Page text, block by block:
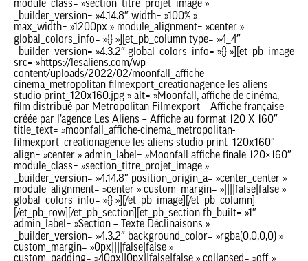
module_class= »section_titre_projet_image »
_builder_version= »4.14.8″ width= »100% »
max_width= »1200px » module_alignment= »center »
global_colors_info= »{} »][et_pb_column type= »4_4″
_builder_version= »4.3.2″ global_colors_info= »{} »][et_pb_image
src= »https://lesaliens.com/wp-
content/uploads/2022/02/moonfall_affiche-
cinema_metropolitan-filmexport_creationagence-les-aliens-
studio-print_120x160.jpg » alt= »Moonfall, affiche de cinéma,
film distribué par Metropolitan Filmexport – Affiche française
créée par l’agence Les Aliens – Affiche au format 120 X 160″
title_text= »moonfall_affiche-cinema_metropolitan-
filmexport_creationagence-les-aliens-studio-print_120x160″
align= »center » admin_label= »Moonfall affiche finale 120×160″
module_class= »section_titre_projet_image »
_builder_version= »4.14.8″ position_origin_a= »center_center »
module_alignment= »center » custom_margin= »||||false|false »
global_colors_info= »{} »][/et_pb_image][/et_pb_column]
[/et_pb_row][/et_pb_section][et_pb_section fb_built= »1″
admin_label= »Section – Texte Déclinaisons »
_builder_version= »4.3.2″ background_color= »rgba(0,0,0,0) »
custom_margin= »0px||||false|false »